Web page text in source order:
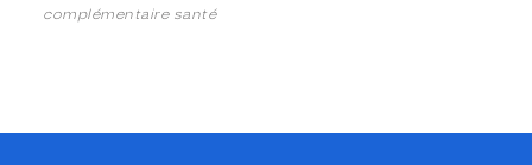
complémentaire santé